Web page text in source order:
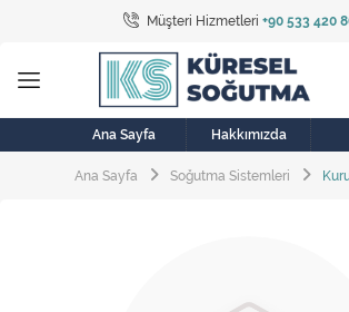
Müşteri Hizmetleri +90 533 420
Tüm Kategoriler
Bulaşık Makinesi
Buzdolabı
Çamaşır Kurutma
Ana Sayfa Hakkımızda
Ana Sayfa Soğutma Sistemleri